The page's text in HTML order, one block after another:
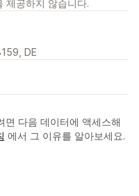
제공하지 않습니다.
DE
면 다음 데이터에 액세스해
에서 그 이유를 알아보세요.